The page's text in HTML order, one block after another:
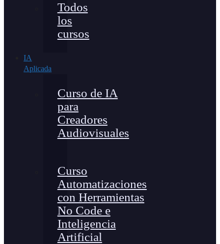
Todos
los
cursos
IA
Aplicada
Curso de IA
para
Creadores
Audiovisuales
Curso
Automatizaciones
con Herramientas
No Code e
Inteligencia
Artificial